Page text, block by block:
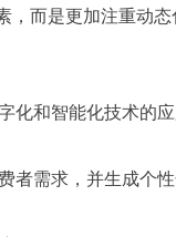
而是更加注重动态
和智能化技术的
需求，并生成个性